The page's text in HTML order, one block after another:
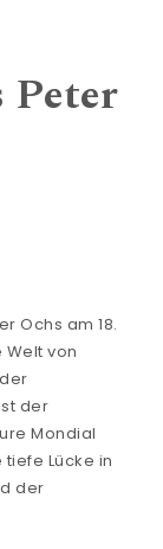
Peter
Ochs am 18.
von
der
Mondial
Lücke in
der